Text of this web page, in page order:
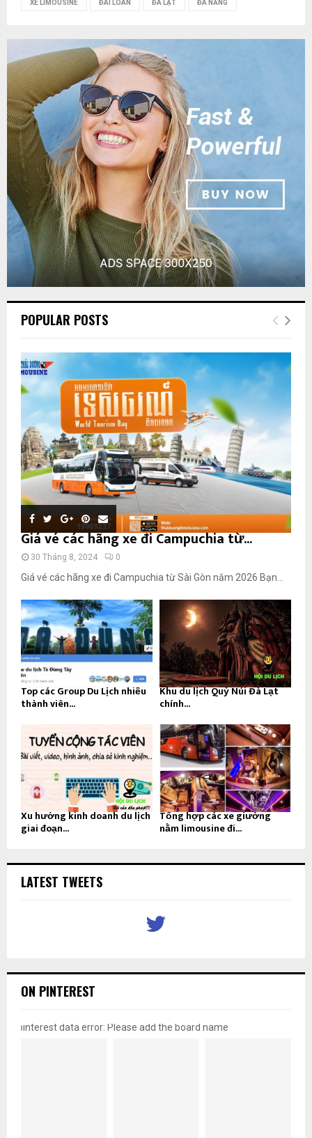
XE LIMOUSINE ĐÀI LOAN ĐÀ LẠT ĐÀ NẴNG
POPULAR POSTS
Giá vé các hãng xe đi Campuchia từ...
30 Tháng 8, 2024 0
Giá vé các hãng xe đi Campuchia từ Sài Gòn năm 2026 Bạn...
Top các Group Du Lịch nhiều
thành viên...
Khu du lịch Quỷ Núi Đà Lạt
chính...
Xu hướng kinh doanh du lịch
giai đoạn...
Tổng hợp các xe giường
nằm limousine đi...
LATEST TWEETS
ON PINTEREST
pinterest data error: Please add the board name